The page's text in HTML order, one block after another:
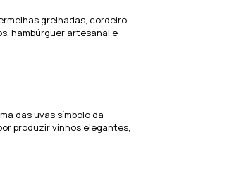
grelhadas, cordeiro,
hambúrguer artesanal e
das uvas símbolo da
produzir vinhos elegantes,